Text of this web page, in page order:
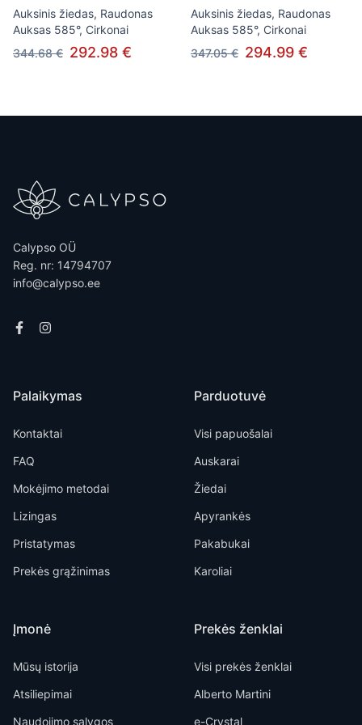
Auksinis žiedas, Raudonas
Auksas 585°, Cirkonai
344.68 € 292.98 €
Auksinis žiedas, Raudonas
Auksas 585°, Cirkonai
347.05 € 294.99 €
Calypso OÜ
Reg. nr: 14794707
info@calypso.ee
Palaikymas
Kontaktai
FAQ
Mokėjimo metodai
Lizingas
Pristatymas
Prekės grąžinimas
Įmonė
Mūsų istorija
Atsiliepimai
Naudojimo sąlygos
Parduotuvė
Visi papuošalai
Auskarai
Žiedai
Apyrankės
Pakabukai
Karoliai
Prekės ženklai
Visi prekės ženklai
Alberto Martini
e-Crystal